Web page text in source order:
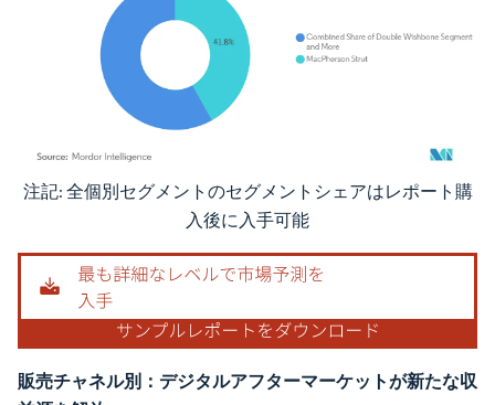
画像 © Mordor Intelligence。再利用にはCC BY 4.0の表示が必要です。
注記: 全個別セグメントのセグメントシェアはレポート購
入後に入手可能
販売チャネル別：デジタルアフターマーケットが新たな収